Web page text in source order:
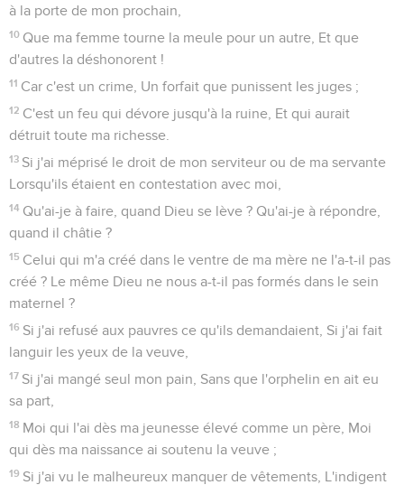
à la porte de mon prochain,
10 Que ma femme tourne la meule pour un autre, Et que
d'autres la déshonorent !
11 Car c'est un crime, Un forfait que punissent les juges ;
12 C'est un feu qui dévore jusqu'à la ruine, Et qui aurait
détruit toute ma richesse.
13 Si j'ai méprisé le droit de mon serviteur ou de ma servante
Lorsqu'ils étaient en contestation avec moi,
14 Qu'ai-je à faire, quand Dieu se lève ? Qu'ai-je à répondre,
quand il châtie ?
15 Celui qui m'a créé dans le ventre de ma mère ne l'a-t-il pas
créé ? Le même Dieu ne nous a-t-il pas formés dans le sein
maternel ?
16 Si j'ai refusé aux pauvres ce qu'ils demandaient, Si j'ai fait
languir les yeux de la veuve,
17 Si j'ai mangé seul mon pain, Sans que l'orphelin en ait eu
sa part,
18 Moi qui l'ai dès ma jeunesse élevé comme un père, Moi
qui dès ma naissance ai soutenu la veuve ;
19 Si j'ai vu le malheureux manquer de vêtements, L'indigent